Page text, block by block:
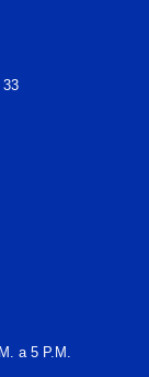
33
a 5 P.M.